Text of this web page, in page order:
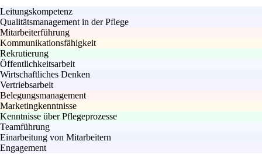
Leitungskompetenz
Qualitätsmanagement in der Pflege
Mitarbeiterführung
Kommunikationsfähigkeit
Rekrutierung
Öffentlichkeitsarbeit
Wirtschaftliches Denken
Vertriebsarbeit
Belegungsmanagement
Marketingkenntnisse
Kenntnisse über Pflegeprozesse
Teamführung
Einarbeitung von Mitarbeitern
Engagement